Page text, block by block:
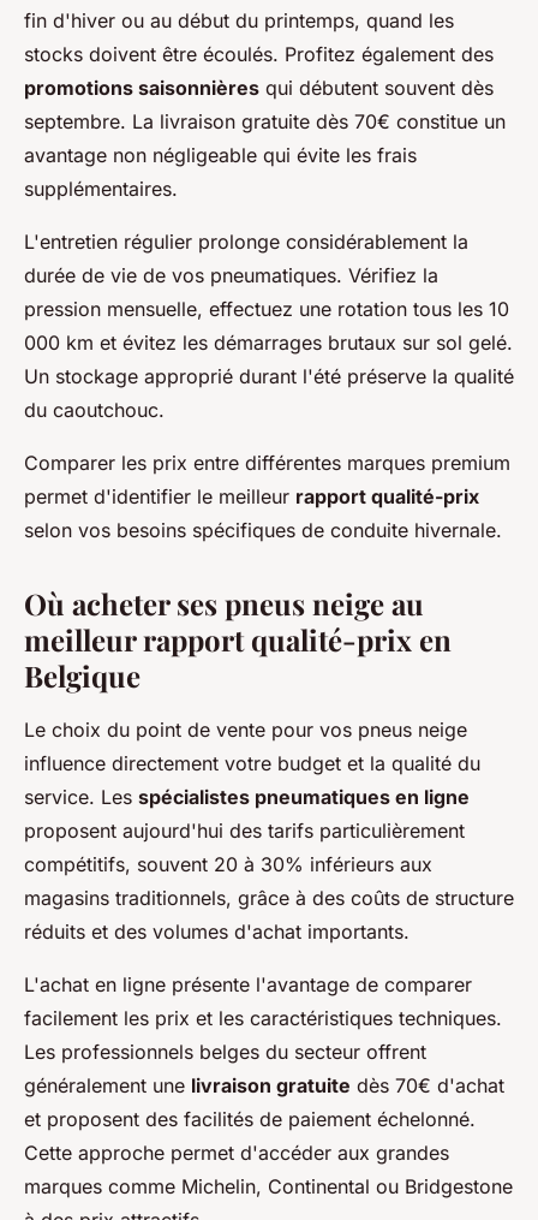
fin d'hiver ou au début du printemps, quand les
stocks doivent être écoulés. Profitez également des
promotions saisonnières qui débutent souvent dès
septembre. La livraison gratuite dès 70€ constitue un
avantage non négligeable qui évite les frais
supplémentaires.
L'entretien régulier prolonge considérablement la
durée de vie de vos pneumatiques. Vérifiez la
pression mensuelle, effectuez une rotation tous les 10
000 km et évitez les démarrages brutaux sur sol gelé.
Un stockage approprié durant l'été préserve la qualité
du caoutchouc.
Comparer les prix entre différentes marques premium
permet d'identifier le meilleur rapport qualité-prix
selon vos besoins spécifiques de conduite hivernale.
Où acheter ses pneus neige au
meilleur rapport qualité-prix en
Belgique
Le choix du point de vente pour vos pneus neige
influence directement votre budget et la qualité du
service. Les spécialistes pneumatiques en ligne
proposent aujourd'hui des tarifs particulièrement
compétitifs, souvent 20 à 30% inférieurs aux
magasins traditionnels, grâce à des coûts de structure
réduits et des volumes d'achat importants.
L'achat en ligne présente l'avantage de comparer
facilement les prix et les caractéristiques techniques.
Les professionnels belges du secteur offrent
généralement une livraison gratuite dès 70€ d'achat
et proposent des facilités de paiement échelonné.
Cette approche permet d'accéder aux grandes
marques comme Michelin, Continental ou Bridgestone